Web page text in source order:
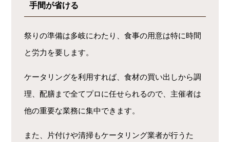
手間が省ける
祭りの準備は多岐にわたり、食事の用意は特に時間
と労力を要します。
ケータリングを利用すれば、食材の買い出しから調
理、配膳まで全てプロに任せられるので、主催者は
他の重要な業務に集中できます。
また、片付けや清掃もケータリング業者が行うた